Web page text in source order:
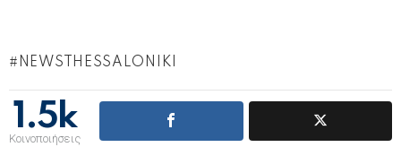
NEWSTHESSALONIKI
1.5k
Κοινοποιήσεις